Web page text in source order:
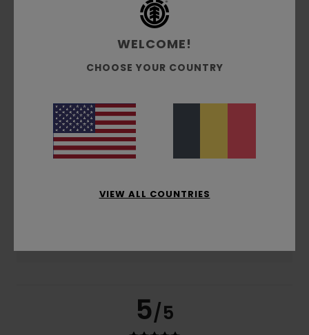
100% de nos clients recommandent ce produit
Confort
5.0
Rapport qualité / prix
Taille
Matière
5/5
WELCOME!
CHOOSE YOUR COUNTRY
VIEW ALL COUNTRIES